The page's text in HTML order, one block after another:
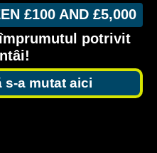
£100 AND £5,000
potrivit
s-a mutat aici